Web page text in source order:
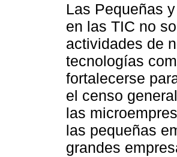
Las Pequeñas
en las TIC no
actividades de
tecnologías
fortalecerse
el censo
las
las pequeñas
grandes